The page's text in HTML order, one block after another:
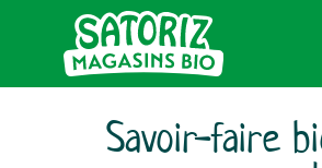
Savoir-faire